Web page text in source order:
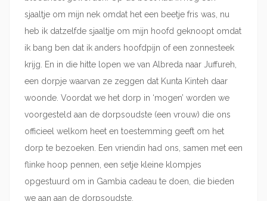
sjaaltje om mijn nek omdat het een beetje fris was, nu
heb ik datzelfde sjaaltje om mijn hoofd geknoopt omdat
ik bang ben dat ik anders hoofdpijn of een zonnesteek
krijg. En in die hitte lopen we van Albreda naar Juffureh,
een dorpje waarvan ze zeggen dat Kunta Kinteh daar
woonde. Voordat we het dorp in ‘mogen’ worden we
voorgesteld aan de dorpsoudste (een vrouw) die ons
officieel welkom heet en toestemming geeft om het
dorp te bezoeken. Een vriendin had ons, samen met een
flinke hoop pennen, een setje kleine klompjes
opgestuurd om in Gambia cadeau te doen, die bieden
we aan aan de dorpsoudste.